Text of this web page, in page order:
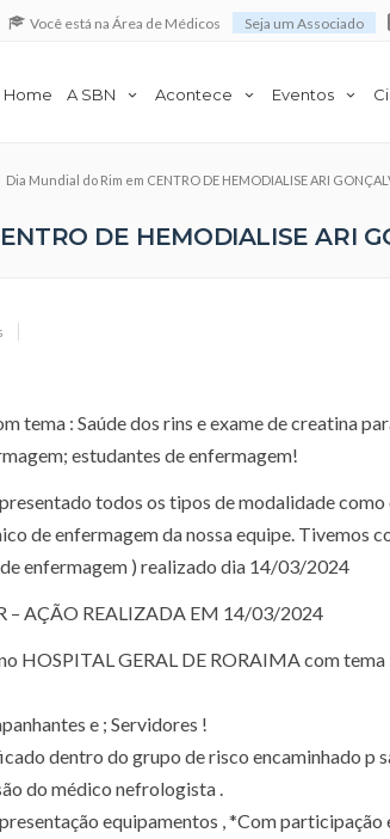
Você está na Área de Médicos Seja um Associado
Home A SBN Acontece Eventos
Dia Mundial do Rim em CENTRO DE HEMODIALISE ARI
DE HEMODIALISE ARI
tema : Saúde dos rins e exame de creatina
estudantes de enfermagem!
todos os tipos de modalidade
de enfermagem da nossa equipe. Tivemos
enfermagem ) realizado dia 14/03/2024
– AÇÃO REALIZADA EM 14/03/2024
HOSPITAL GERAL DE RORAIMA com tema
e ; Servidores !
dentro do grupo de risco encaminhado p
do médico nefrologista .
equipamentos , *Com participação